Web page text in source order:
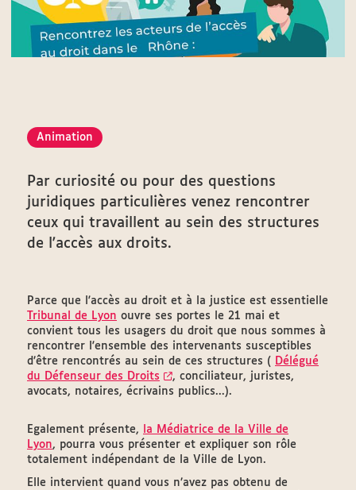
Animation
Par curiosité ou pour des questions
juridiques particulières venez rencontrer
ceux qui travaillent au sein des structures
de l'accès aux droits.
Parce que l'accès au droit et à la justice est essentielle
Tribunal de Lyon ouvre ses portes le 21 mai et
convient tous les usagers du droit que nous sommes à
rencontrer l'ensemble des intervenants susceptibles
d’être rencontrés au sein de ces structures (
Délégué
du Défenseur des Droits
, conciliateur, juristes,
avocats, notaires, écrivains publics...).
Egalement présente,
la Médiatrice de la Ville de
Lyon, pourra vous présenter et expliquer son rôle
totalement indépendant de la Ville de Lyon.
Elle intervient quand vous n’avez pas obtenu de